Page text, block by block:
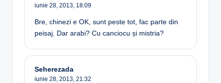
iunie 28, 2013, 18:09
Bre, chinezi e OK, sunt peste tot, fac parte din
peisaj. Dar arabi? Cu canciocu și mistria?
Seherezada
iunie 28, 2013, 21:32